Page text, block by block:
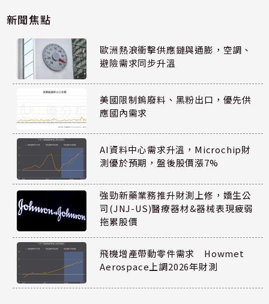
新聞焦點
歐洲熱浪衝擊供應鏈與通膨，空調、
避險需求同步升溫
美國限制鎢廢料、黑粉出口，優先供
應國內需求
AI資料中心需求升溫，Microchip財
測優於預期，盤後股價漲7%
強勁新藥業務推升財測上修，嬌生公
司(JNJ-US)醫療器材&器械表現疲弱
拖累股價
飛機增產帶動零件需求 Howmet
Aerospace上調2026年財測